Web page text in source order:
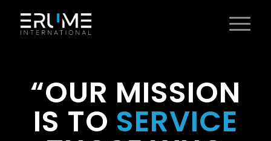
“OUR MISSION
IS TO SERVICE